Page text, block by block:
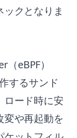
クとなりま
eBPF）
するサンド
ロード時に安
変や再起動を